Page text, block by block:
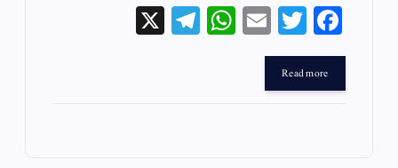
Fa
ce
bo
ok
T
wi
r
E
m
W
ha
Te
le
Read more